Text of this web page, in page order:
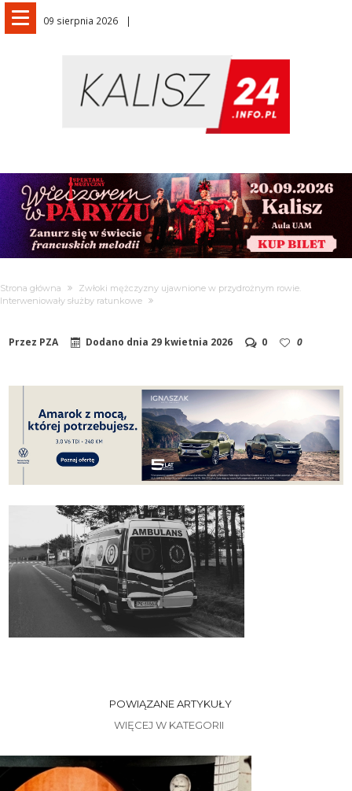
09 sierpnia 2026
Strona główna
Zwłoki mężczyzny ujawnione w przydrożnym rowie.
Interweniowały służby ratunkowe
Przez PZA Dodano dnia 29 kwietnia 2026 0 0
POWIĄZANE ARTYKUŁY
WIĘCEJ W KATEGORII